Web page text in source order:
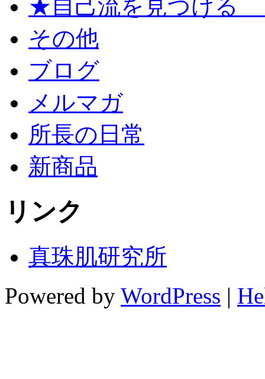
★自己流を見つける
その他
ブログ
メルマガ
所長の日常
新商品
リンク
真珠肌研究所
Powered by WordPress |